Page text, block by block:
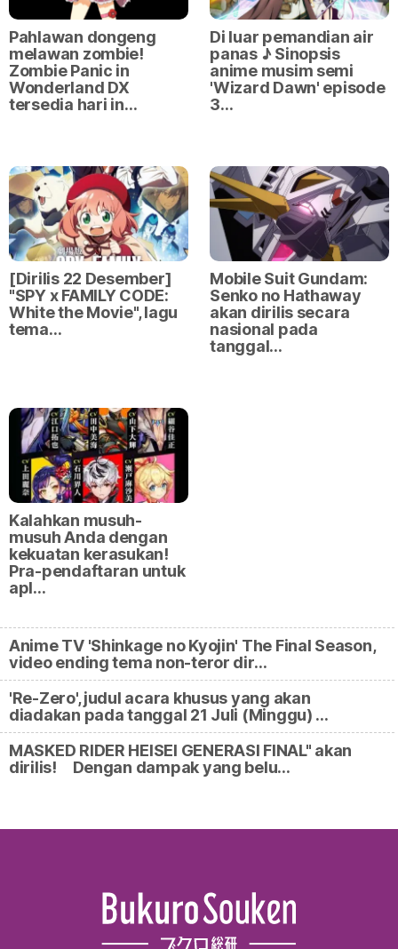
Pahlawan dongeng
melawan zombie!
Zombie Panic in
Wonderland DX
tersedia hari in…
Di luar pemandian air
panas ♪ Sinopsis
anime musim semi
'Wizard Dawn' episode
3…
[Dirilis 22 Desember]
"SPY x FAMILY CODE:
White the Movie", lagu
tema…
Mobile Suit Gundam:
Senko no Hathaway
akan dirilis secara
nasional pada
tanggal…
Kalahkan musuh-
musuh Anda dengan
kekuatan kerasukan!
Pra-pendaftaran untuk
apl…
Anime TV 'Shinkage no Kyojin' The Final Season,
video ending tema non-teror dir…
'Re-Zero', judul acara khusus yang akan
diadakan pada tanggal 21 Juli (Minggu) …
MASKED RIDER HEISEI GENERASI FINAL" akan
dirilis! Dengan dampak yang belu…